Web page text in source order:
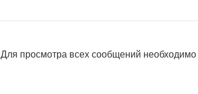
Для просмотра всех сообщений необходимо